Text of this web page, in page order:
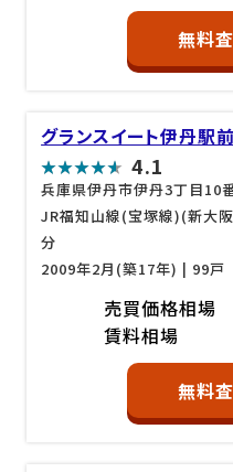
無料
グランスイート伊丹駅
4.1
兵庫県伊丹市伊丹3丁目10
JR福知山線(宝塚線)(新大阪
分
2009年2月(築17年) | 99戸
売買価格相場
賃料相場
無料